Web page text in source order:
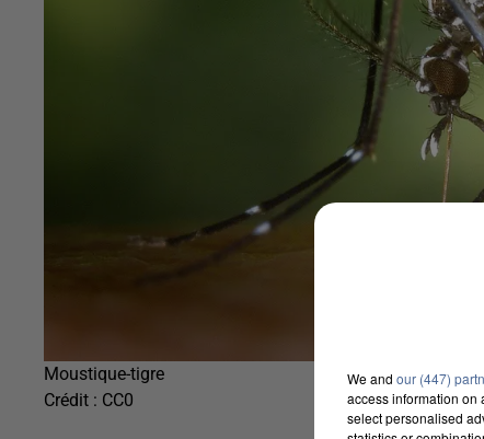
Moustique-tigre
Crédit : CC0
We and our (447)
access information on
select personalised